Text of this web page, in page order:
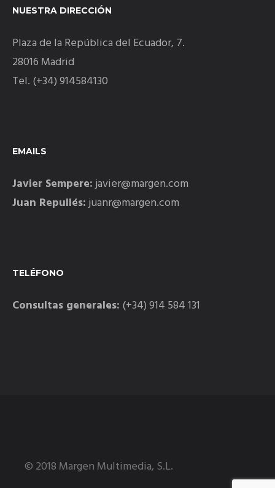
NUESTRA DIRECCIÓN
Plaza de la República del Ecuador, 7.
28016 Madrid
Tel. (+34) 914584130
EMAILS
Javier Sempere:javier@margen.com
Juan Repullés:juanr@margen.com
TELÉFONO
Consultas generales: (+34) 914 584 131
© 2018 Margen Multimedia, S.L.